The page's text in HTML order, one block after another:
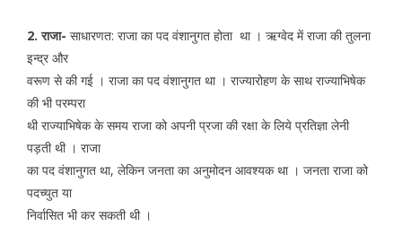
2. राजा- साधारणत: राजा का पद वंशानुगत होता था । ऋग्वेद में राजा की तुलना
इन्द्र और
वरूण से की गई । राजा का पद वंशानुगत था । राज्यारोहण के साथ राज्याभिषेक
की भी परम्परा
थी राज्याभिषेक के समय राजा को अपनी प्रजा की रक्षा के लिये प्रतिज्ञा लेनी
पड़ती थी । राजा
का पद वंशानुगत था, लेकिन जनता का अनुमोदन आवश्यक था । जनता राजा को
पदच्युत या
निर्वासित भी कर सकती थी ।